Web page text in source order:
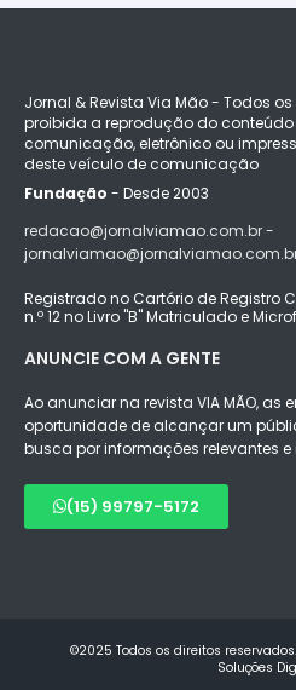
Jornal & Revista Via Mão - Todos
proibida a reprodução do
comunicação, eletrônico ou
deste veículo de comunicação
Fundação - Desde 2003
redacao@jornalviamao.com.br -
Registrado no Cartório de Registro
n.º 12 no Livro "B" Matriculado e
ANUNCIE COM A GENTE
Ao anunciar na revista VIA MÃO, as
oportunidade de alcançar um
busca por informações relevantes
(15) 99797-5172
©2025 Todos os direitos
Soluções